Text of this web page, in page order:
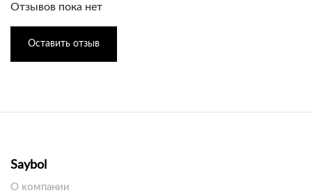
Отзывов пока нет
Оставить отзыв
Saybol
О компании